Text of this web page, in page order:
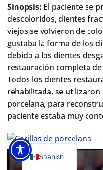
Sinopsis: El paciente se
descoloridos, dientes
viejos se volvieron de
gustaba la forma de los
debido a los dientes
restauración completa
Todos los dientes
rehabilitada, se utilizaron
porcelana, para
paciente estaba muy
Spanish